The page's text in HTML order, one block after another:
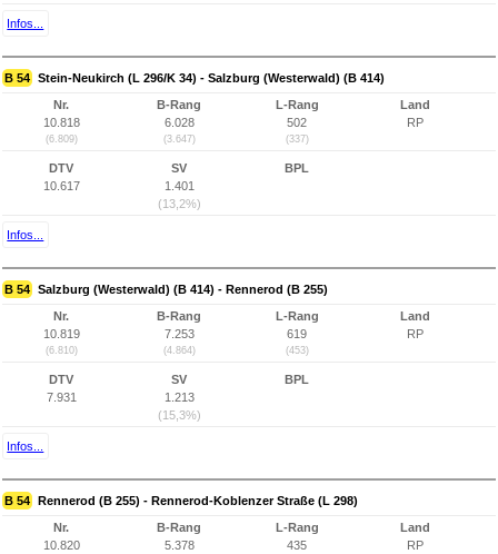
Infos...
B 54 Stein-Neukirch (L 296/K 34) - Salzburg (Westerwald) (B 414)
Nr.
10.818
(6.809)
B-Rang
6.028
(3.647)
L-Rang
502
(337)
Land
RP
DTV
10.617
SV
1.401
(13,2%)
BPL
Infos...
B 54 Salzburg (Westerwald) (B 414) - Rennerod (B 255)
Nr.
10.819
(6.810)
B-Rang
7.253
(4.864)
L-Rang
619
(453)
Land
RP
DTV
7.931
SV
1.213
(15,3%)
BPL
Infos...
B 54 Rennerod (B 255) - Rennerod-Koblenzer Straße (L 298)
Nr.
10.820
B-Rang
5.378
L-Rang
435
Land
RP